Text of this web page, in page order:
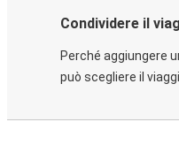
Condividere il
Perché aggiungere
può scegliere il